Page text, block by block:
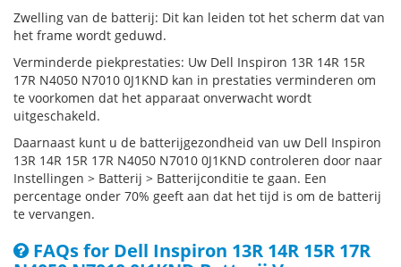
Zwelling van de batterij: Dit kan leiden tot het scherm dat van
het frame wordt geduwd.
Verminderde piekprestaties: Uw Dell Inspiron 13R 14R 15R
17R N4050 N7010 0J1KND kan in prestaties verminderen om
te voorkomen dat het apparaat onverwacht wordt
uitgeschakeld.
Daarnaast kunt u de batterijgezondheid van uw Dell Inspiron
13R 14R 15R 17R N4050 N7010 0J1KND controleren door naar
Instellingen > Batterij > Batterijconditie te gaan. Een
percentage onder 70% geeft aan dat het tijd is om de batterij
te vervangen.
FAQs for Dell Inspiron 13R 14R 15R 17R